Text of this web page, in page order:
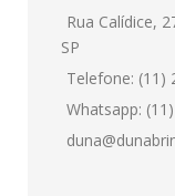
Rua Calídice,
SP
Telefone: (11)
Whatsapp: